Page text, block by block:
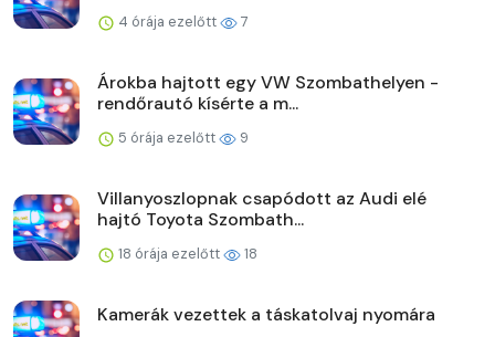
4 órája ezelőtt 7
Árokba hajtott egy VW Szombathelyen -
rendőrautó kísérte a m...
5 órája ezelőtt 9
Villanyoszlopnak csapódott az Audi elé
hajtó Toyota Szombath...
18 órája ezelőtt 18
Kamerák vezettek a táskatolvaj nyomára